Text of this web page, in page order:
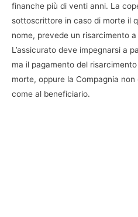
finanche più di venti anni. La
sottoscrittore in caso di morte il
nome, prevede un risarcimento
L’assicurato deve impegnarsi a
ma il pagamento del
morte, oppure la Compagnia
come al beneficiario.